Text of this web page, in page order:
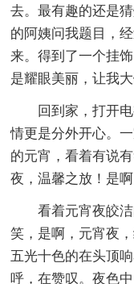
去。最有趣的还是
的阿姨问我题目，
来。得到了一个挂
是耀眼美丽，让我大
回到家，打开
情更是分外开心。
的元宵，看着有说
夜，温馨之放！是
看着元宵夜皎
笑，是啊，元宵夜
五光十色的在头顶
呼，在赞叹。夜色